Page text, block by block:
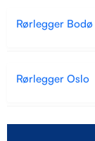
Rørlegger Bodø
Rørlegger Oslo